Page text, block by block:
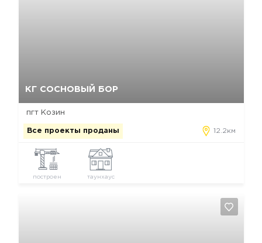
КГ СОСНОВЫЙ БОР
пгт Козин
Все проекты проданы 12.2км
построен таунхаус